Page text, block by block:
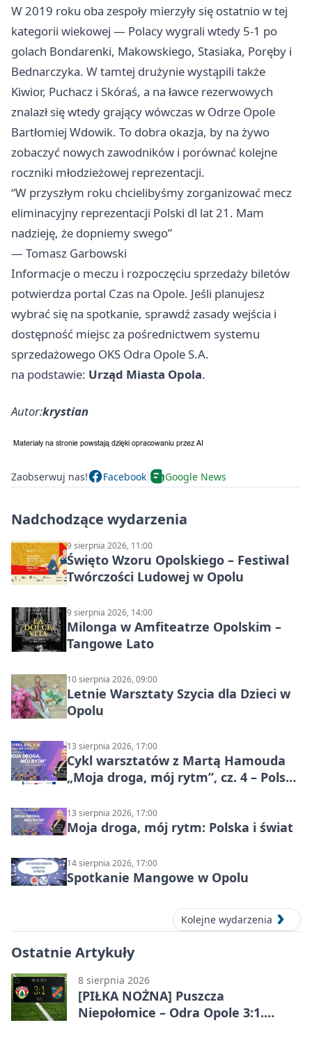
W 2019 roku oba zespoły mierzyły się ostatnio w tej
kategorii wiekowej — Polacy wygrali wtedy 5-1 po
golach Bondarenki, Makowskiego, Stasiaka, Poręby i
Bednarczyka. W tamtej drużynie wystąpili także
Kiwior, Puchacz i Skóraś, a na ławce rezerwowych
znalazł się wtedy grający wówczas w Odrze Opole
Bartłomiej Wdowik. To dobra okazja, by na żywo
zobaczyć nowych zawodników i porównać kolejne
roczniki młodzieżowej reprezentacji.
“W przyszłym roku chcielibyśmy zorganizować mecz
eliminacyjny reprezentacji Polski dl lat 21. Mam
nadzieję, że dopniemy swego”
— Tomasz Garbowski
Informacje o meczu i rozpoczęciu sprzedaży biletów
potwierdza portal Czas na Opole. Jeśli planujesz
wybrać się na spotkanie, sprawdź zasady wejścia i
dostępność miejsc za pośrednictwem systemu
sprzedażowego OKS Odra Opole S.A.
na podstawie: Urząd Miasta Opola.
Autor:krystian
Zaobserwuj nas! Facebook Google News
Nadchodzące wydarzenia
9 sierpnia 2026, 11:00
Święto Wzoru Opolskiego – Festiwal
Twórczości Ludowej w Opolu
9 sierpnia 2026, 14:00
Milonga w Amfiteatrze Opolskim –
Tangowe Lato
10 sierpnia 2026, 09:00
Letnie Warsztaty Szycia dla Dzieci w
Opolu
13 sierpnia 2026, 17:00
Cykl warsztatów z Martą Hamouda
„Moja droga, mój rytm”, cz. 4 – Polska
13 sierpnia 2026, 17:00
Moja droga, mój rytm: Polska i świat
14 sierpnia 2026, 17:00
Spotkanie Mangowe w Opolu
Kolejne wydarzenia
Ostatnie Artykuły
8 sierpnia 2026
[PIŁKA NOŻNA] Puszcza
Niepołomice – Odra Opole 3:1.